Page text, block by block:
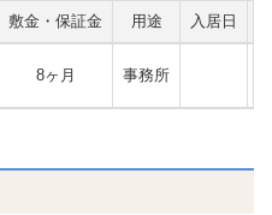
敷金・保証金 用途 入居日
8ヶ月 事務所